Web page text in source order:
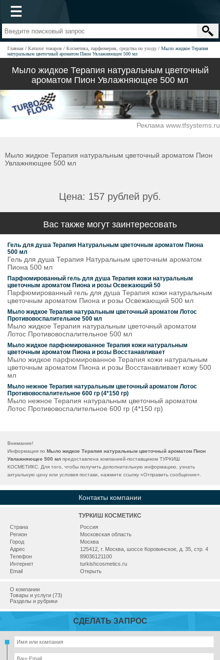
Главная Каталог товаров Косметика, парфюмерия, средства по уходу
Мыло жидкое Терапия
натуральным цветочный ароматом Пион Увлажняющее 500 мл
Мыло жидкое Терапия натуральным цветочный
ароматом Пион Увлажняющее 500 мл
Реклама www.tfsystems.ru
Мыло жидкое Терапия натуральным цветочный ароматом Пион
Увлажняющее 500 мл
Цена: 157 рублей руб.
Вас также могут заинтересовать
Гель для душа Терапия Натуральным цветочным ароматом Пиона
500 мл
Гель для душа Терапия Натуральным цветочным ароматом
Пиона 500 мл
Парфюмированный гель для душа Терапия кожи натуральным
цветочным ароматом Пиона и розы Освежающий 50
Парфюмированный гель для душа Терапия кожи натуральным
цветочным ароматом Пиона и розы Освежающий 500 мл
Мыло жидкое Терапия натуральным цветочный ароматом Лотос
Противовоспалительное 500 мл
Мыло жидкое Терапия натуральным цветочный ароматом
Лотос Противовоспалительное 500 мл
Мыло жидкое парфюмированное Терапия кожи натуральным
цветочным ароматом Пиона и розы Восстанавливает
Мыло жидкое парфюмированное Терапия кожи натуральным
цветочным ароматом Пиона и розы Восстанавливает кожу 500
мл
Мыло нежное Терапия натуральным цветочный ароматом Лотос
Противовоспалительное 600 гр (4*150 гр)
Мыло нежное Терапия натуральным цветочный ароматом
Лотос Противовоспалительное 600 гр (4*150 гр)
Внимание!
Информация по Мыло жидкое Терапия натуральным цветочный ароматом Пион
Увлажняющее 500 мл предоставлена компанией-поставщиком ТУРКИШ
КОСМЕТИКС. Для того, чтобы получить дополнительную информацию, узнать
актуальную цену или условия постаки, нажмите ссылку «Отправить сообщение».
Контакты компании
ТУРКИШ КОСМЕТИКС
Страна
Россия
Регион
Московская область
Город
Москва
Адрес
125412, г. Москва, шоссе Коровинское, д. 35, стр. 4
Телефон
89036121100
Интернет
turkishcosmetics.ru
Email
Открыть
О компании
Товары и услуги (73)
Разделы и рубрики
СДЕЛАТЬ ЗАПРОС